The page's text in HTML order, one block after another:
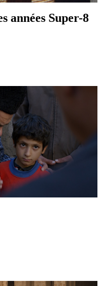
années Super-8